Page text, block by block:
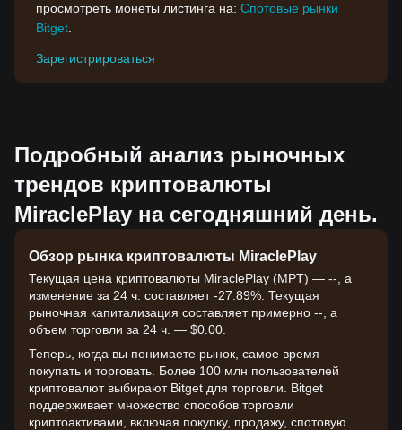
просмотреть монеты листинга на: Спотовые рынки
Bitget
Зарегистрироваться
Подробный анализ рыночных
трендов криптовалюты
MiraclePlay на сегодняшний день.
Обзор рынка криптовалюты MiraclePlay
Текущая цена криптовалюты MiraclePlay (MPT) — --, а
изменение за 24 ч. составляет -27.89%. Текущая
рыночная капитализация составляет примерно --, а
объем торговли за 24 ч. — $0.00.
Теперь, когда вы понимаете рынок, самое время
покупать и торговать. Более 100 млн пользователей
криптовалют выбирают Bitget для торговли. Bitget
поддерживает множество способов торговли
криптоактивами, включая покупку, продажу, спотовую